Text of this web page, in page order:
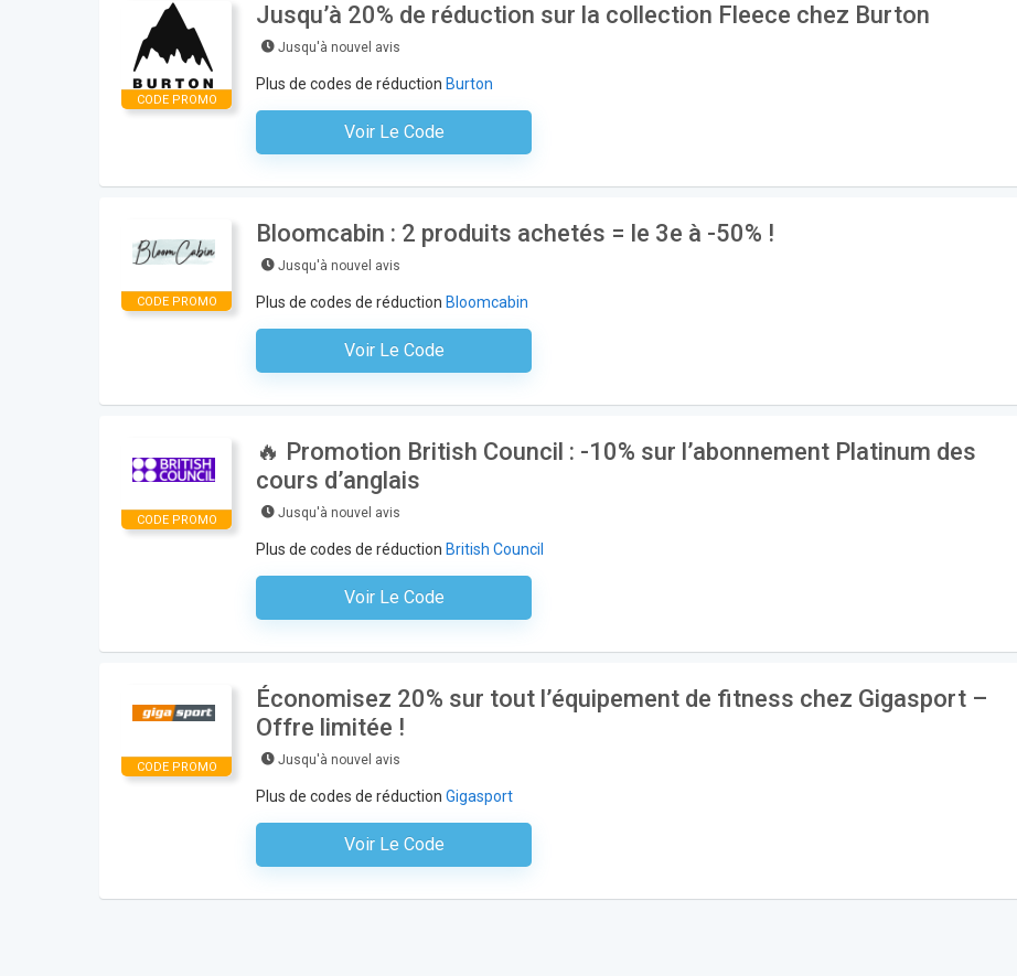
CODE PROMO
Jusqu’à 20% de réduction sur la collection Fleece chez Burton
Jusqu'à nouvel avis
Plus de codes de réduction Burton
Voir Le Code
Aucun Code N'est Nécessaire
CODE PROMO
Bloomcabin : 2 produits achetés = le 3e à -50% !
Jusqu'à nouvel avis
Plus de codes de réduction Bloomcabin
Voir Le Code
Aucun Code N'est Nécessaire
CODE PROMO
🔥 Promotion British Council : -10% sur l’abonnement Platinum des
cours d’anglais
Jusqu'à nouvel avis
Plus de codes de réduction British Council
Voir Le Code
Aucun Code N'est Nécessaire
CODE PROMO
Économisez 20% sur tout l’équipement de fitness chez Gigasport –
Offre limitée !
Jusqu'à nouvel avis
Plus de codes de réduction Gigasport
Voir Le Code
Aucun Code N'est Nécessaire